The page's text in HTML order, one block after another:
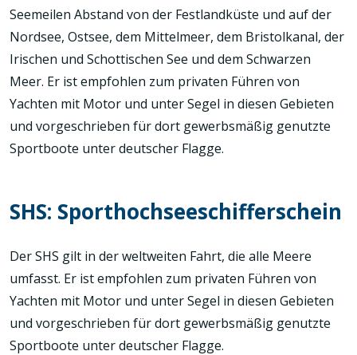
Seemeilen Abstand von der Festlandküste und auf der
Nordsee, Ostsee, dem Mittelmeer, dem Bristolkanal, der
Irischen und Schottischen See und dem Schwarzen
Meer. Er ist empfohlen zum privaten Führen von
Yachten mit Motor und unter Segel in diesen Gebieten
und vorgeschrieben für dort gewerbsmäßig genutzte
Sportboote unter deutscher Flagge.
SHS: Sporthochseeschifferschein
Der SHS gilt in der weltweiten Fahrt, die alle Meere
umfasst. Er ist empfohlen zum privaten Führen von
Yachten mit Motor und unter Segel in diesen Gebieten
und vorgeschrieben für dort gewerbsmäßig genutzte
Sportboote unter deutscher Flagge.